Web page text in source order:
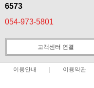
6573
054-973-5801
고객센터 연결
이용안내 이용약관